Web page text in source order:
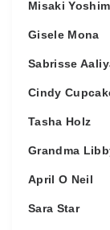
Misaki
Gisele Mona
Sabrisse
Cindy
Tasha Holz
Grandma
April O Neil
Sara Star